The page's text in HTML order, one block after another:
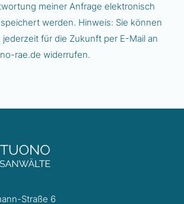
meiner Anfrage elektronisch
werden. Hinweis: Sie können
jederzeit für die Zukunft per E-Mail an
rae.de widerrufen.
Straße 6